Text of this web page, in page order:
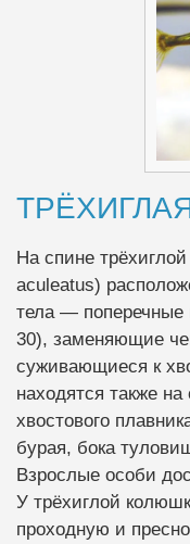
На спине
aculeatus)
тела — поперечные
30), заменяющие
суживающиеся к
находятся также
хвостового
бурая, бока
Взрослые особи
У трёхиглой
проходную и